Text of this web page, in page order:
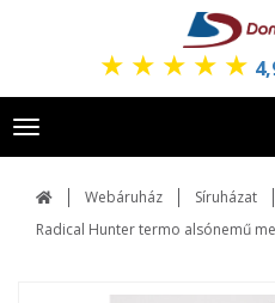
★ ★ ★ ★ ★
Toggle
navigation
Webáruház Síruházat
Radical Hunter termo alsónemű